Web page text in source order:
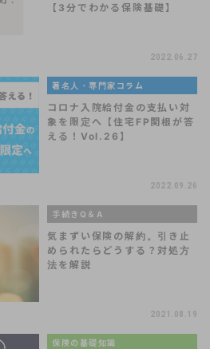
【3分でわかる保険基礎】
2022.06.27
著名人・専門家コラム
コロナ入院給付金の支払い対
象を限定へ【住宅FP関根が答
える！Vol.26】
2022.09.26
手続きQ＆A
気まずい保険の解約。引き止
められたらどうする？対処方
法を解説
2021.08.19
保険の基礎知識